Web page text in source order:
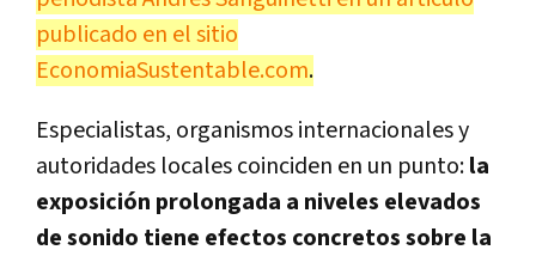
publicado en el sitio
EconomiaSustentable.com.
Especialistas, organismos internacionales y
autoridades locales coinciden en un punto:la
exposición prolongada a niveles elevados
de sonido tiene efectos concretos sobre la